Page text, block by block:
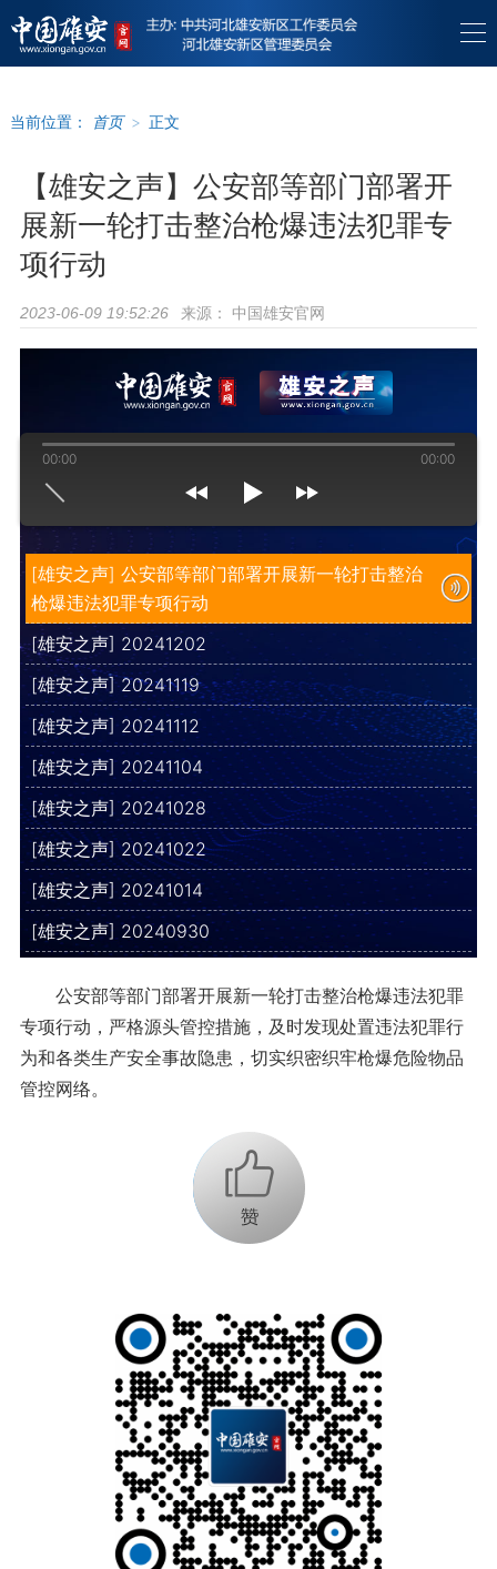
当前位置： 首页 > 正文
【雄安之声】公安部等部门部署开
展新一轮打击整治枪爆违法犯罪专
项行动
2023-06-09 19:52:26 来源： 中国雄安官网
[雄安之声] 公安部等部门部署开展新一轮打击整治
枪爆违法犯罪专项行动
[雄安之声] 20241202
[雄安之声] 20241119
[雄安之声] 20241112
[雄安之声] 20241104
[雄安之声] 20241028
[雄安之声] 20241022
[雄安之声] 20241014
[雄安之声] 20240930
00:00 00:00
公安部等部门部署开展新一轮打击整治枪爆违法犯罪
专项行动，严格源头管控措施，及时发现处置违法犯罪行
为和各类生产安全事故隐患，切实织密织牢枪爆危险物品
管控网络。
+1